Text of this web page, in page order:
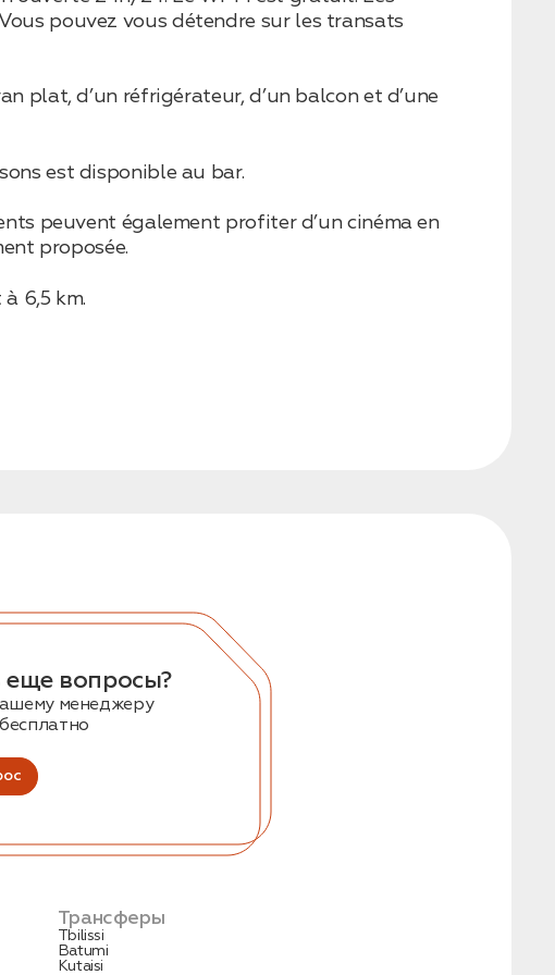
pouvez vous détendre sur les transats
plat, d’un réfrigérateur, d’un balcon et d’une
est disponible au bar.
peuvent également profiter d’un cinéma en
proposée.
6,5 km.
еще вопросы?
менеджеру
Трансферы
Tbilissi
Batumi
Kutaisi